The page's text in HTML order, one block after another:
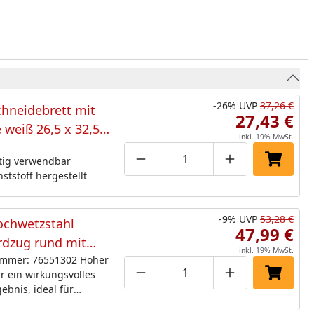
mit
26,5 x 32,5 x
verwendbar
hergestellt
Produktmenge um eins
Produktmenge manuell
Produktmenge
In den
-26% UVP 37,26 €
27,43 €
inkl. 19% MwSt.
rund mit
76551302 Hoher
ein wirkungsvolles
ideal für
Produktmenge um eins
Produktmenge manuell
Produktmenge
In den
-9% UVP 53,28 €
47,99 €
inkl. 19% MwSt.